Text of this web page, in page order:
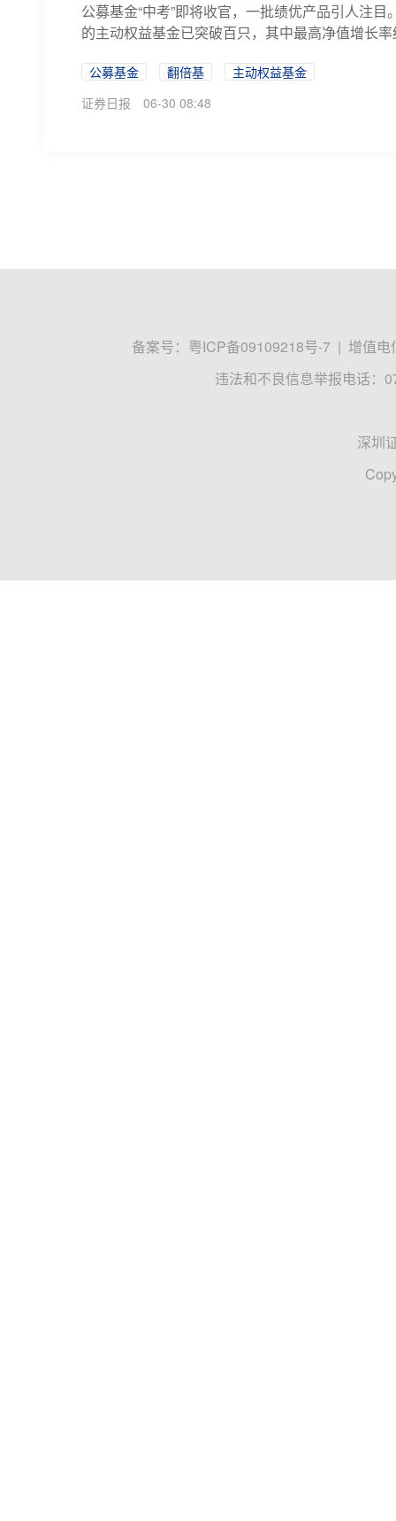
公募基金“中考”即将收官，一批绩优产品引人注
的主动权益基金已突破百只，其中最高净值增长
公募基金 翻倍基
主动权益基金
证券日报
06-30 08:48
备案号： 粤ICP备09109218号-7 | 增值电
违法和不良信息举报电话：
深圳